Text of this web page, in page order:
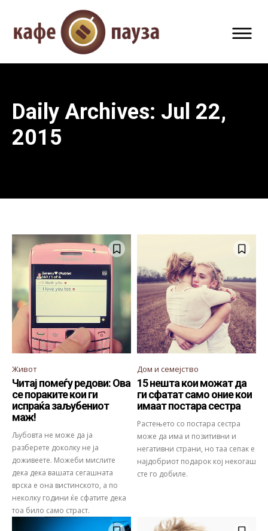
Daily Archives: Jul 22,
2015
Живот
Читај помеѓу редови: Ова
се пораките кои ги
испраќа заљубениот
маж!
Љубовта не може да ја
разберете доколку не ја
доживеете. Можеби мислите
дека дека вашата сегашната
врска е она вистинското, а по
неколку години ќе сфатите дека
тоа било само страст.
Дом и семејство
15 нешта кои можат да
ги сфатат само оние кои
имаат постара сестра
Растењето со постара сестра
може да има и позитивни и
негативни страни, но таа сепак е
најдобриот подарок кој некогаш
сте го добиле.